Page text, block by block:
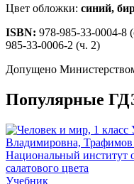
Цвет обложки: синий,
ISBN: 978-985-33-0004-8
985-33-0006-2 (ч. 2)
Допущено
Популярные
Учебник